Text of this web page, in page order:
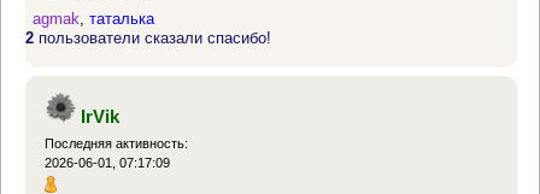
agmak,таталька
2 пользователи сказали спасибо!
IrVik
Последняя активность:
2026-06-01, 07:17:09